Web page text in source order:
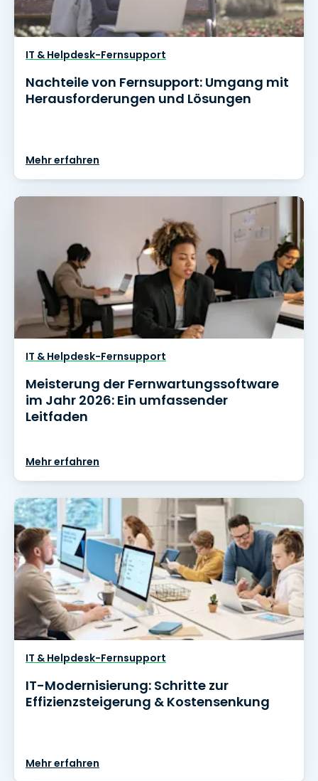
IT & Helpdesk-Fernsupport
Nachteile von Fernsupport: Umgang mit
Herausforderungen und Lösungen
Mehr erfahren
IT & Helpdesk-Fernsupport
Meisterung der Fernwartungssoftware
im Jahr 2026: Ein umfassender
Leitfaden
Mehr erfahren
IT & Helpdesk-Fernsupport
IT-Modernisierung: Schritte zur
Effizienzsteigerung & Kostensenkung
Mehr erfahren